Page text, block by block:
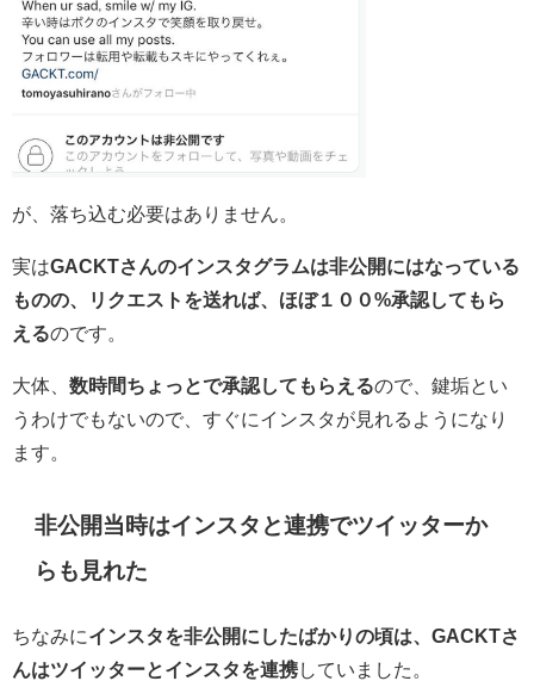
が、落ち込む必要はありません。
実はGACKTさんのインスタグラムは非公開にはなっている
ものの、リクエストを送れば、ほぼ１００%承認してもら
えるのです。
大体、 数時間ちょっとで承認してもらえるので、鍵垢とい
うわけでもないので、すぐにインスタが見れるようになり
ます。
非公開当時はインスタと連携でツイッターか
らも見れた
ちなみにインスタを非公開にしたばかりの頃は、GACKTさ
んはツイッターとインスタを連携していました。